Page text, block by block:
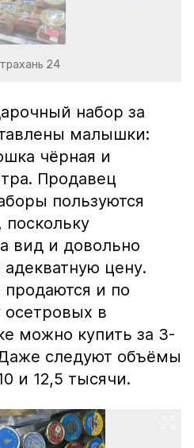
24
набор за
малышки:
чёрная и
Продавец
пользуются
вид и довольно
цену.
и по
осетровых в
можно купить за 3-
следуют объёмы
и 12,5 тысячи.